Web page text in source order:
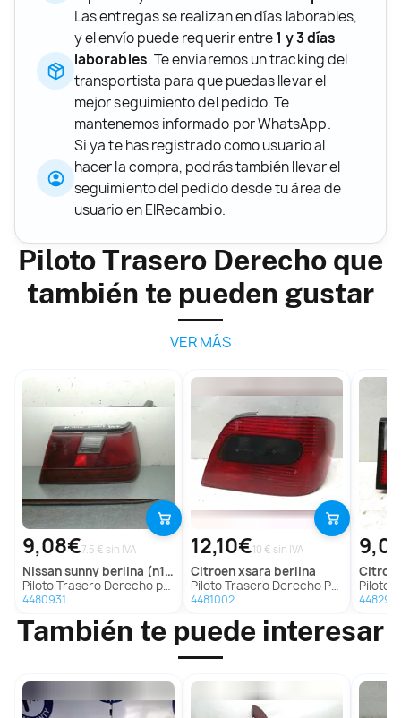
Las entregas se realizan en días laborables,
y el envío puede requerir entre1 y 3 días
laborables. Te enviaremos un tracking del
transportista para que puedas llevar el
mejor seguimiento del pedido. Te
mantenemos informado por WhatsApp.
Si ya te has registrado como usuario al
hacer la compra, podrás también llevar el
seguimiento del pedido desde tu área de
usuario en ElRecambio.
Piloto Trasero Derecho que
también te pueden gustar
VER MÁS
9,08€7.5 € sin IVA
nissansunny berlina (n13)
Piloto Trasero Derecho para Nissan Sunny Berlina (N13)
4480931
12,10€10 € sin IVA
citroenxsara berlina
Piloto Trasero Derecho Para Citroen Xsara Berlina
4481002
Piloto
También te puede interesar